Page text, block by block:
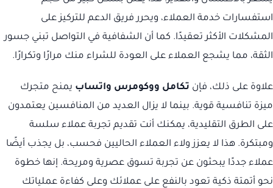
استفسارات خدمة العملاء، ويحرر فريق الدعم للتركيز على
المشكلات الأكثر تعقيدًا. كما أن الشفافية في التواصل تبني جسور
الثقة، مما يشجع العملاء على العودة للشراء منك مرارًا وتكرارًا.
علاوة على ذلك، فإن تكامل ووكومرس واتساب يمنح متجرك
ميزة تنافسية قوية. بينما لا يزال العديد من المنافسين يعتمدون
على الطرق التقليدية، يمكنك أنت تقديم تجربة عملاء سلسة
ومبتكرة. هذا لا يعزز ولاء العملاء الحاليين فحسب، بل يجذب أيضًا
عملاء جددًا يبحثون عن تجربة تسوق عصرية ومريحة. إنها خطوة
نحو أتمتة ذكية تعود بالنفع على عملائك وعلى كفاءة عملياتك